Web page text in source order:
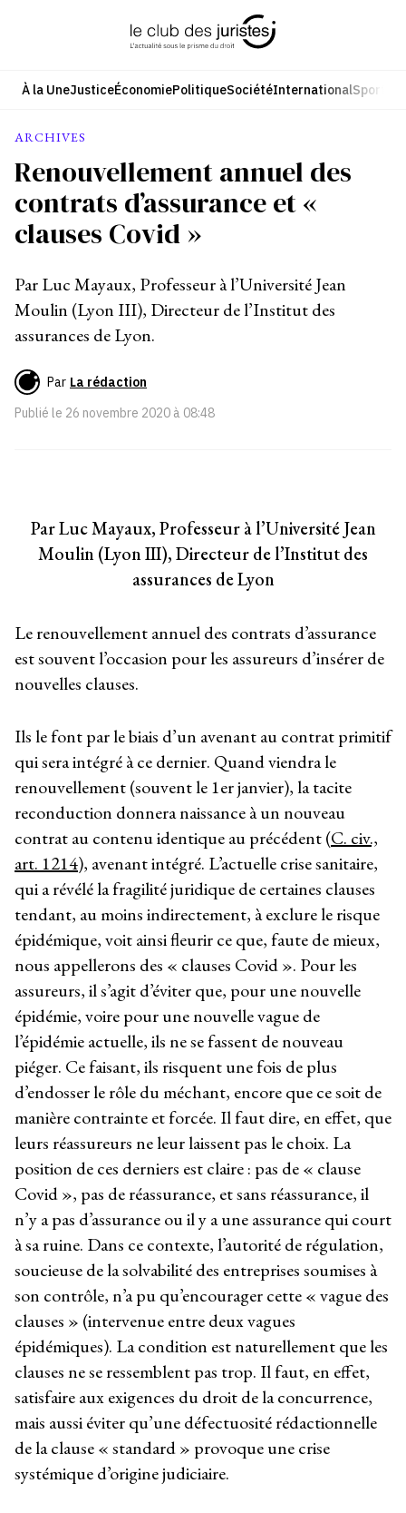
À la UneJusticeÉconomiePolitiqueSociétéInternationalSport
ARCHIVES
Renouvellement annuel des
contrats d’assurance et «
clauses Covid »
Par Luc Mayaux, Professeur à l’Université Jean
Moulin (Lyon III), Directeur de l’Institut des
assurances de Lyon.
Par La rédaction
Publié le 26 novembre 2020 à 08:48
Par Luc Mayaux, Professeur à l’Université Jean
Moulin (Lyon III), Directeur de l’Institut des
assurances de Lyon
Le renouvellement annuel des contrats d’assurance
est souvent l’occasion pour les assureurs d’insérer de
nouvelles clauses.
Ils le font par le biais d’un avenant au contrat primitif
qui sera intégré à ce dernier. Quand viendra le
renouvellement (souvent le 1er janvier), la tacite
reconduction donnera naissance à un nouveau
contrat au contenu identique au précédent (C. civ.,
art. 1214), avenant intégré. L’actuelle crise sanitaire,
qui a révélé la fragilité juridique de certaines clauses
tendant, au moins indirectement, à exclure le risque
épidémique, voit ainsi fleurir ce que, faute de mieux,
nous appellerons des « clauses Covid ». Pour les
assureurs, il s’agit d’éviter que, pour une nouvelle
épidémie, voire pour une nouvelle vague de
l’épidémie actuelle, ils ne se fassent de nouveau
piéger. Ce faisant, ils risquent une fois de plus
d’endosser le rôle du méchant, encore que ce soit de
manière contrainte et forcée. Il faut dire, en effet, que
leurs réassureurs ne leur laissent pas le choix. La
position de ces derniers est claire : pas de « clause
Covid », pas de réassurance, et sans réassurance, il
n’y a pas d’assurance ou il y a une assurance qui court
à sa ruine. Dans ce contexte, l’autorité de régulation,
soucieuse de la solvabilité des entreprises soumises à
son contrôle, n’a pu qu’encourager cette « vague des
clauses » (intervenue entre deux vagues
épidémiques). La condition est naturellement que les
clauses ne se ressemblent pas trop. Il faut, en effet,
satisfaire aux exigences du droit de la concurrence,
mais aussi éviter qu’une défectuosité rédactionnelle
de la clause « standard » provoque une crise
systémique d’origine judiciaire.